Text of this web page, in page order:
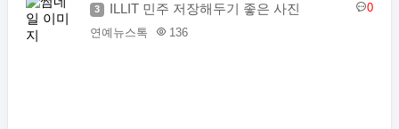
3 ILLIT 민주 저장해두기 좋은 사진
0
연예뉴스톡
136